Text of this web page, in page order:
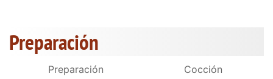
Preparación
Preparación
Cocción